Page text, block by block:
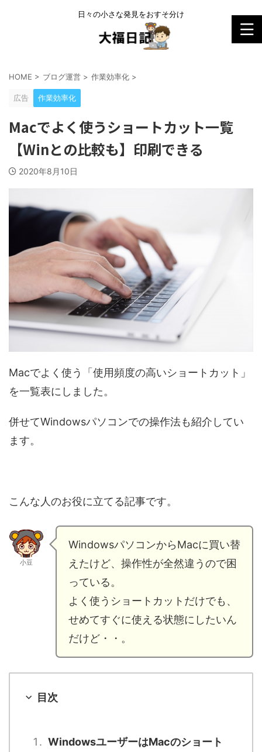
日々の小さな発見をおすそ分け
HOME > ブログ運営 > 作業効率化 >
広告 作業効率化
Macでよく使うショートカット一覧
【Winとの比較も】印刷できる
2020年8月10日
Macでよく使う「使用頻度の高いショートカット」
を一覧表にしました。
併せてWindowsパソコンでの操作法も紹介してい
ます。
こんな人のお役に立てる記事です。
小豆
WindowsパソコンからMacに買い替
えたけど、操作性が全然違うので困
っている。
よく使うショートカットだけでも、
せめてすぐに使える状態にしたいん
だけど・・。
目次
WindowsユーザーはMacのショート